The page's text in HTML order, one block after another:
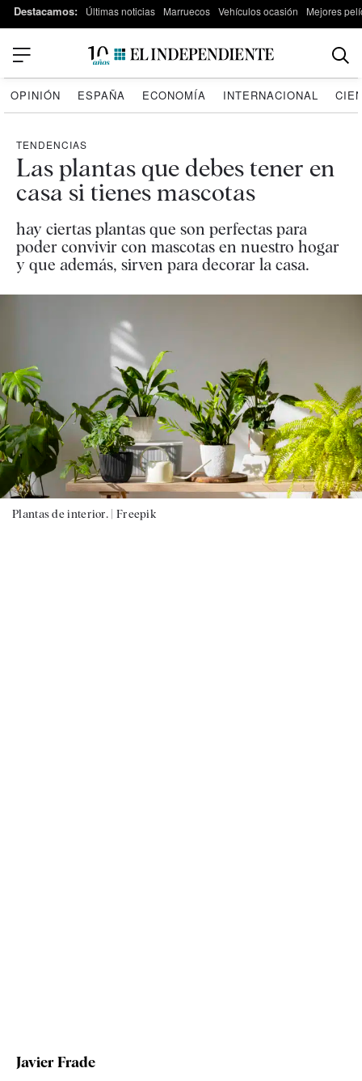
Destacamos: Últimas noticias Marruecos Vehículos ocasión Mejores
OPINIÓN ESPAÑA ECONOMÍA INTERNACIONAL
TENDENCIAS
Las plantas que debes tener en
casa si tienes mascotas
hay ciertas plantas que son perfectas para
poder convivir con mascotas en nuestro hogar
y que además, sirven para decorar la casa.
Plantas de interior. | Freepik
Javier Frade